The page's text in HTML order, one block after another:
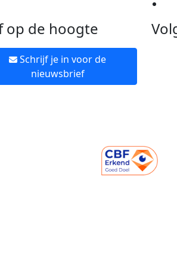
op de hoogte
Schrijf je in voor de
nieuwsbrief